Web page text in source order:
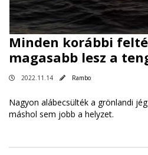
Minden korábbi
magasabb lesz a
2022.11.14 Rambo
Nagyon alábecsülték a grönlandi
máshol sem jobb a helyzet.